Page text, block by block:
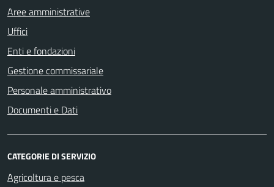
Aree amministrative
Uffici
Enti e fondazioni
Gestione commissariale
Personale amministrativo
Documenti e Dati
CATEGORIE DI SERVIZIO
Agricoltura e pesca